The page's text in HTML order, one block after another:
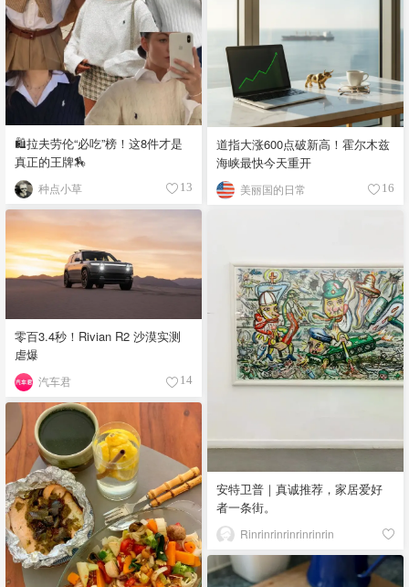
🛍️拉夫劳伦“必吃”榜！这8件才是
真正的王牌🏇
种点小草 13
道指大涨600点破新高！霍尔木兹
海峡最快今天重开
美丽国的日常 16
零百3.4秒！Rivian R2 沙漠实测
虐爆
汽车君 14
安特卫普｜真诚推荐，家居爱好
者一条街。
Rinrinrinrinrinrinrin